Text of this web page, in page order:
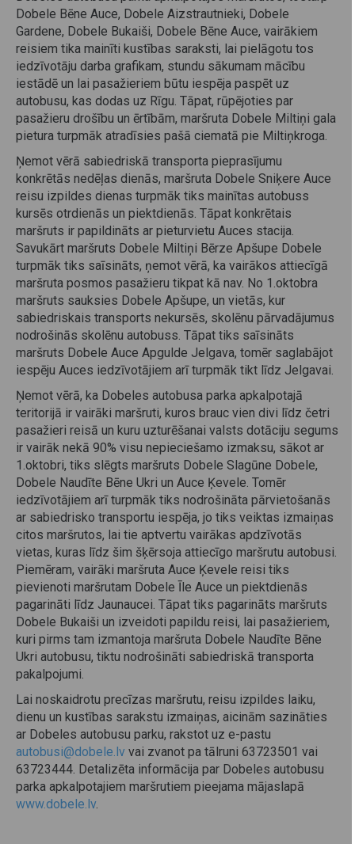
Dobele Bēne Auce, Dobele Aizstrautnieki, Dobele
Gardene, Dobele Bukaiši, Dobele Bēne Auce, vairākiem
reisiem tika mainīti kustības saraksti, lai pielāgotu tos
iedzīvotāju darba grafikam, stundu sākumam mācību
iestādē un lai pasažieriem būtu iespēja paspēt uz
autobusu, kas dodas uz Rīgu. Tāpat, rūpējoties par
pasažieru drošību un ērtībām, maršruta Dobele Miltiņi gala
pietura turpmāk atradīsies pašā ciematā pie Miltiņkroga.
Ņemot vērā sabiedriskā transporta pieprasījumu
konkrētās nedēļas dienās, maršruta Dobele Sniķere Auce
reisu izpildes dienas turpmāk tiks mainītas autobuss
kursēs otrdienās un piektdienās. Tāpat konkrētais
maršruts ir papildināts ar pieturvietu Auces stacija.
Savukārt maršruts Dobele Miltiņi Bērze Apšupe Dobele
turpmāk tiks saīsināts, ņemot vērā, ka vairākos attiecīgā
maršruta posmos pasažieru tikpat kā nav. No 1.oktobra
maršruts sauksies Dobele Apšupe, un vietās, kur
sabiedriskais transports nekursēs, skolēnu pārvadājumus
nodrošinās skolēnu autobuss. Tāpat tiks saīsināts
maršruts Dobele Auce Apgulde Jelgava, tomēr saglabājot
iespēju Auces iedzīvotājiem arī turpmāk tikt līdz Jelgavai.
Ņemot vērā, ka Dobeles autobusa parka apkalpotajā
teritorijā ir vairāki maršruti, kuros brauc vien divi līdz četri
pasažieri reisā un kuru uzturēšanai valsts dotāciju segums
ir vairāk nekā 90% visu nepieciešamo izmaksu, sākot ar
1.oktobri, tiks slēgts maršruts Dobele Slagūne Dobele,
Dobele Naudīte Bēne Ukri un Auce Ķevele. Tomēr
iedzīvotājiem arī turpmāk tiks nodrošināta pārvietošanās
ar sabiedrisko transportu iespēja, jo tiks veiktas izmaiņas
citos maršrutos, lai tie aptvertu vairākas apdzīvotās
vietas, kuras līdz šim šķērsoja attiecīgo maršrutu autobusi.
Piemēram, vairāki maršruta Auce Ķevele reisi tiks
pievienoti maršrutam Dobele Īle Auce un piektdienās
pagarināti līdz Jaunaucei. Tāpat tiks pagarināts maršruts
Dobele Bukaiši un izveidoti papildu reisi, lai pasažieriem,
kuri pirms tam izmantoja maršruta Dobele Naudīte Bēne
Ukri autobusu, tiktu nodrošināti sabiedriskā transporta
pakalpojumi.
Lai noskaidrotu precīzas maršrutu, reisu izpildes laiku,
dienu un kustības sarakstu izmaiņas, aicinām sazināties
ar Dobeles autobusu parku, rakstot uz e-pastu
autobusi@dobele.lv vai zvanot pa tālruni 63723501 vai
63723444. Detalizēta informācija par Dobeles autobusu
parka apkalpotajiem maršrutiem pieejama mājaslapā
www.dobele.lv.